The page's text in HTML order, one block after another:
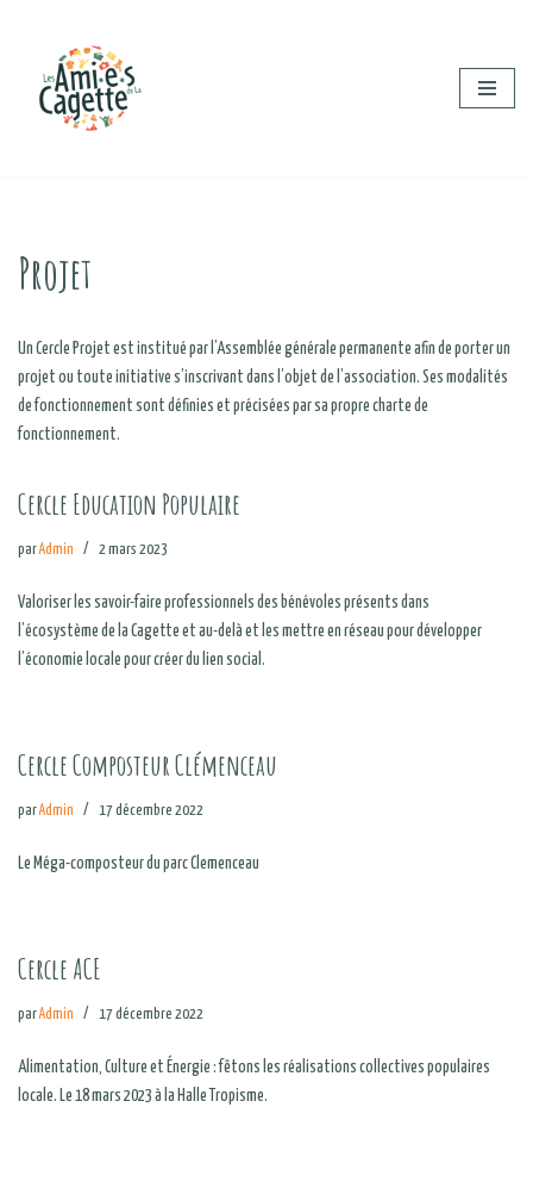
contenu
Projet
Un Cercle Projet est institué par l’Assemblée générale permanente afin de porter un
projet ou toute initiative s’inscrivant dans l’objet de l’association. Ses modalités
de fonctionnement sont définies et précisées par sa propre charte de
fonctionnement.
Cercle Education Populaire
parAdmin 2 mars 2023
Valoriser les savoir-faire professionnels des bénévoles présents dans
l’écosystème de la Cagette et au-delà et les mettre en réseau pour développer
l’économie locale pour créer du lien social.
Cercle Composteur Clémenceau
parAdmin 17 décembre 2022
Le Méga-composteur du parc Clemenceau
Cercle ACE
parAdmin 17 décembre 2022
Alimentation, Culture et Énergie : fêtons les réalisations collectives populaires
locale. Le 18 mars 2023 à la Halle Tropisme.